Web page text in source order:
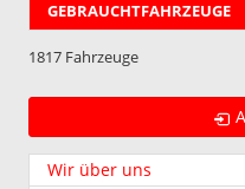
GEBRAUCHTFAHRZEUGE
1817 Fahrzeuge
Wir über uns